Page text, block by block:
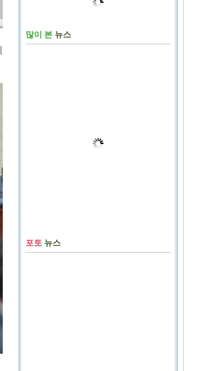
많이 본 뉴스
포토 뉴스